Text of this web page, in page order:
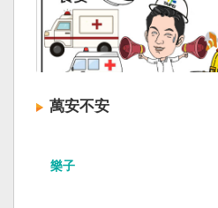
萬安不安
樂子